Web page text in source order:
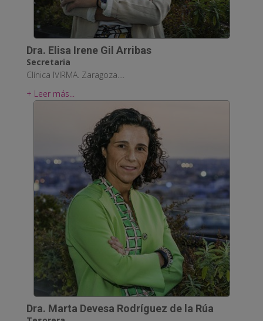
Dra. Elisa Irene Gil Arribas
Secretaria
Clínica IVIRMA. Zaragoza....
+ Leer más...
Dra. Marta Devesa Rodríguez de la Rúa